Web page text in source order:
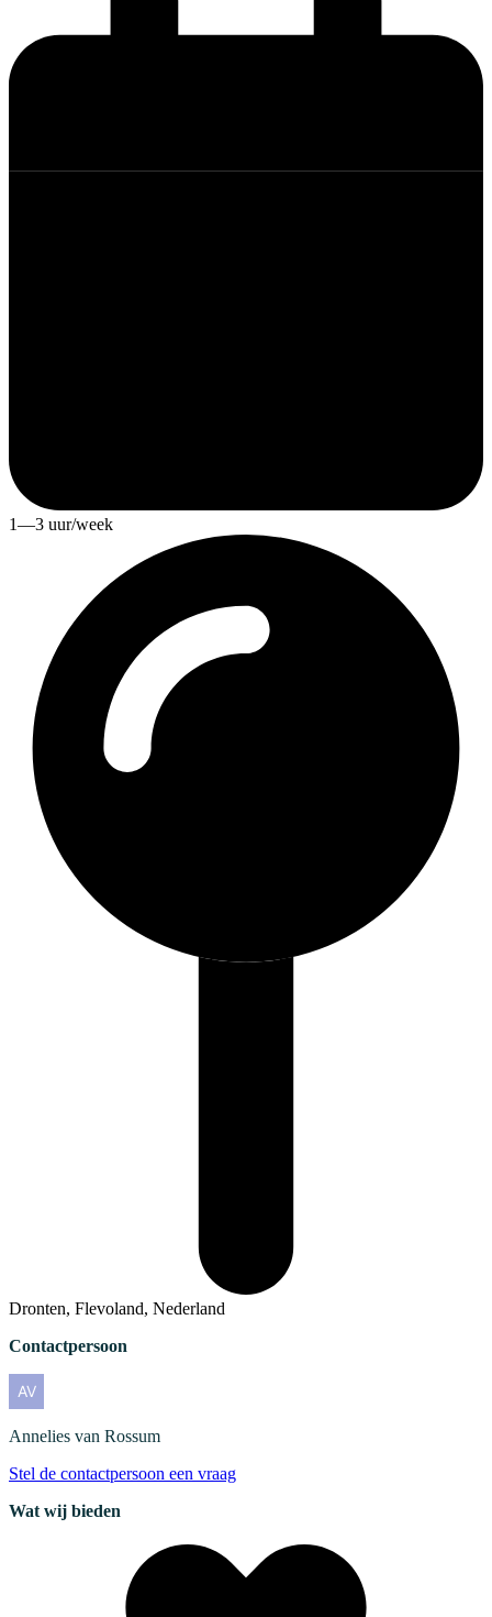
1—3 uur/week
Dronten, Flevoland, Nederland
Contactpersoon
Annelies van Rossum
Stel de contactpersoon een vraag
Wat wij bieden